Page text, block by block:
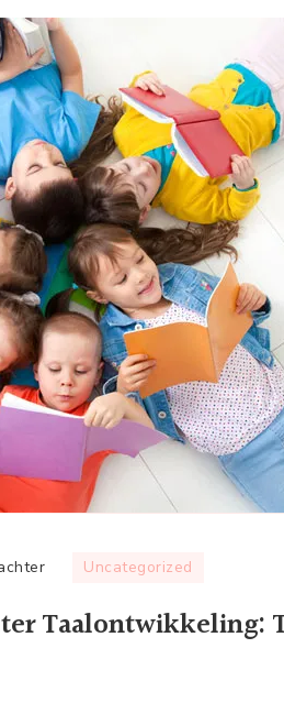
op
van
Uncategorized
Taalontwikkeling: